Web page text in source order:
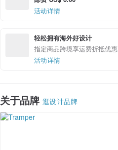
活动详情
轻松拥有海外好设计
指定商品跨境享运费折抵优惠
活动详情
关于品牌 逛设计品牌